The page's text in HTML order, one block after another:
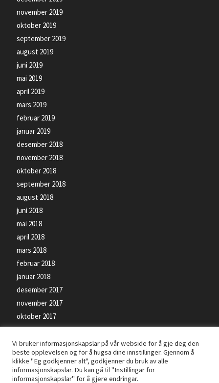
november 2019
oktober 2019
september 2019
august 2019
juni 2019
mai 2019
april 2019
mars 2019
februar 2019
januar 2019
desember 2018
november 2018
oktober 2018
september 2018
august 2018
juni 2018
mai 2018
april 2018
mars 2018
februar 2018
januar 2018
desember 2017
november 2017
oktober 2017
september 2017
Vi bruker informasjonskapslar på vår webside for å gje deg den
beste opplevelsen og for å hugsa dine innstillinger. Gjennom å
klikke "Eg godkjenner alt", godkjenner du bruk av alle
informasjonskapslar. Du kan gå til "Instillingar for
informasjonskapslar" for å gjere endringar.